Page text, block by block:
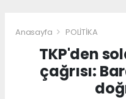
Anasayfa POLİTİKA
TKP'den
çağrısı: